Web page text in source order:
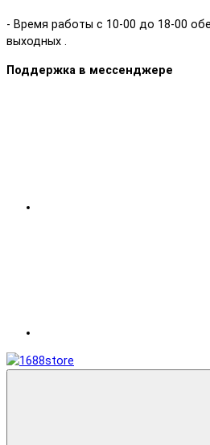
- Время работы с 10-00 до 18-00
выходных .
Поддержка в мессенджере